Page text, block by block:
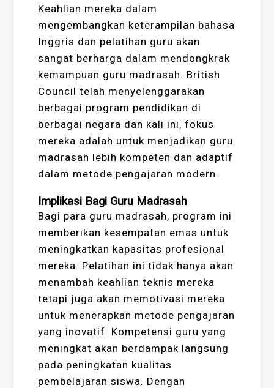
Keahlian mereka dalam
mengembangkan keterampilan bahasa
Inggris dan pelatihan guru akan
sangat berharga dalam mendongkrak
kemampuan guru madrasah. British
Council telah menyelenggarakan
berbagai program pendidikan di
berbagai negara dan kali ini, fokus
mereka adalah untuk menjadikan guru
madrasah lebih kompeten dan adaptif
dalam metode pengajaran modern.
Implikasi Bagi Guru Madrasah
Bagi para guru madrasah, program ini
memberikan kesempatan emas untuk
meningkatkan kapasitas profesional
mereka. Pelatihan ini tidak hanya akan
menambah keahlian teknis mereka
tetapi juga akan memotivasi mereka
untuk menerapkan metode pengajaran
yang inovatif. Kompetensi guru yang
meningkat akan berdampak langsung
pada peningkatan kualitas
pembelajaran siswa. Dengan